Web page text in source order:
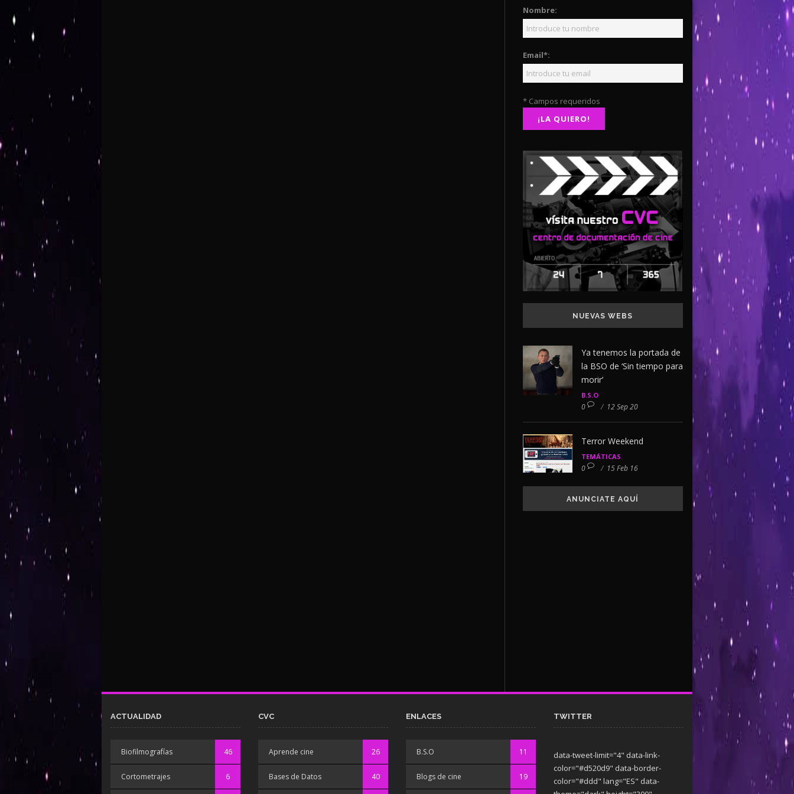
Nombre:
Email*:
* Campos requeridos
NUEVAS WEBS
Ya tenemos la portada de
la BSO de ‘Sin tiempo para
morir’
B.S.O
0 / 12 Sep 20
Terror Weekend
TEMÁTICAS
0 / 15 Feb 16
ANUNCIATE AQUÍ
ACTUALIDAD
Biofilmografías 46
Cortometrajes 6
CVC
Aprende cine 26
Bases de Datos 40
ENLACES
B.S.O 11
Blogs de cine 19
TWITTER
data-tweet-limit="4" data-link-
color="#d520d9" data-border-
color="#ddd" lang="ES" data-